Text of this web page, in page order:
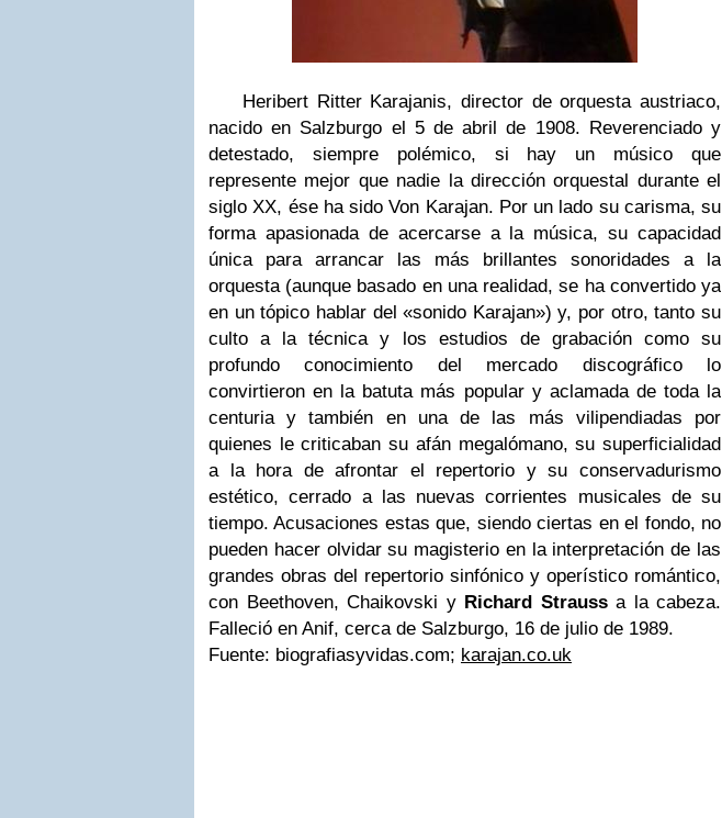
Heribert Ritter Karajanis, director de orquesta austriaco,
nacido en Salzburgo el 5 de abril de 1908. Reverenciado y
detestado, siempre polémico, si hay un músico que
represente mejor que nadie la dirección orquestal durante el
siglo XX, ése ha sido Von Karajan. Por un lado su carisma, su
forma apasionada de acercarse a la música, su capacidad
única para arrancar las más brillantes sonoridades a la
orquesta (aunque basado en una realidad, se ha convertido ya
en un tópico hablar del «sonido Karajan») y, por otro, tanto su
culto a la técnica y los estudios de grabación como su
profundo conocimiento del mercado discográfico lo
convirtieron en la batuta más popular y aclamada de toda la
centuria y también en una de las más vilipendiadas por
quienes le criticaban su afán megalómano, su superficialidad
a la hora de afrontar el repertorio y su conservadurismo
estético, cerrado a las nuevas corrientes musicales de su
tiempo. Acusaciones estas que, siendo ciertas en el fondo, no
pueden hacer olvidar su magisterio en la interpretación de las
grandes obras del repertorio sinfónico y operístico romántico,
con Beethoven, Chaikovski y Richard Straussa la cabeza.
Falleció en Anif, cerca de Salzburgo, 16 de julio de 1989.
Fuente: biografiasyvidas.com; karajan.co.uk